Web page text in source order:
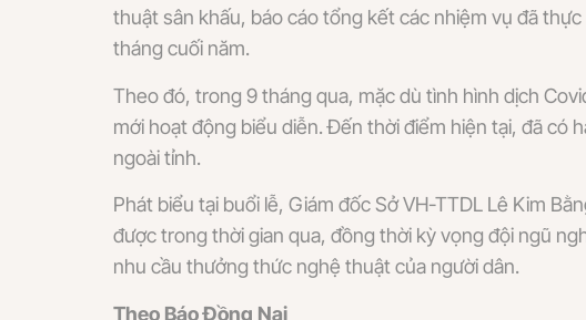
thuật sân khấu, báo cáo tổng kết các nhiệm vụ đã
tháng cuối năm.
Theo đó, trong 9 tháng qua, mặc dù tình hình dịch
mới hoạt động biểu diễn. Đến thời điểm hiện tại, đã
ngoài tỉnh.
Phát biểu tại buổi lễ, Giám đốc Sở VH-TTDL Lê Kim
được trong thời gian qua, đồng thời kỳ vọng đội ngũ
nhu cầu thưởng thức nghệ thuật của người dân.
Theo Báo Đồng Nai